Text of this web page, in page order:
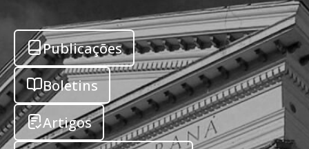
Publicações
Boletins
Artigos